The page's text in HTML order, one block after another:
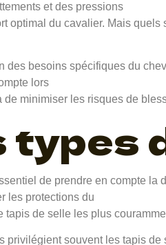
et des pressions
optimal du cavalier. Mais
des besoins spécifiques du
lors
minimiser les risques de
de prendre en compte
les protections du
de selle les plus
privilégient souvent les tapis